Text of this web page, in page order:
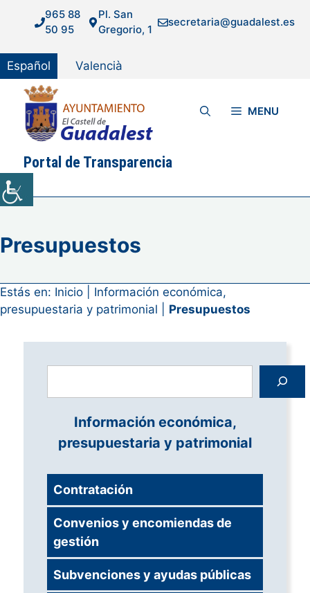
965 88
50 95
Pl. San
Gregorio, 1
secretaria@guadalest.es
Español Valencià
MENU
Portal de Transparencia
Presupuestos
Estás en: Inicio
Información económica,
presupuestaria y patrimonial
Presupuestos
Información económica,
presupuestaria y patrimonial
Contratación
Convenios y encomiendas de
gestión
Subvenciones y ayudas públicas